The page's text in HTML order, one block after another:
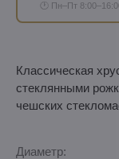
🕐 Пн–Пт
Классическая
стеклянными
чешских
Диаметр: